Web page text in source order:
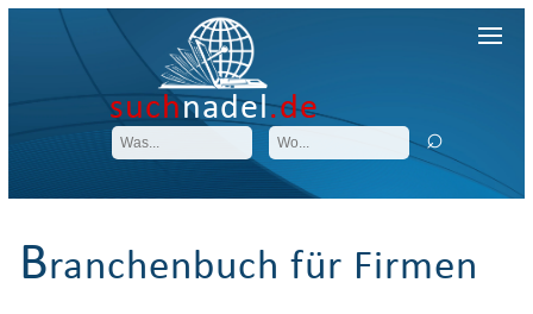
suchnadel.de
Branchenbuch für Firmen